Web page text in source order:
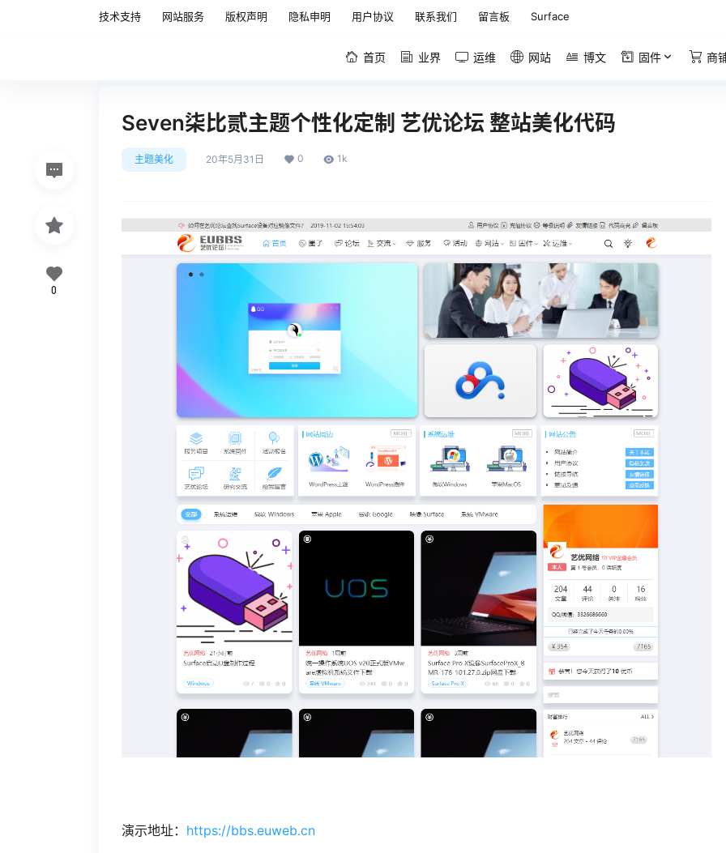
技术支持 网站服务 版权声明 隐私申明 用户协议 联系我们 留言板 Surface
首页 业界 运维 网站 博文 固件 商
Seven柒比贰主题个性化定制 艺优论坛 整站美化代码
主题美化 20年5月31日 0 1k
演示地址： https://bbs.euweb.cn
0